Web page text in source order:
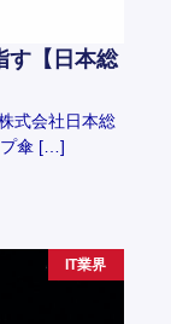
す【日本総
式会社日本総
プ傘 […]
IT業界